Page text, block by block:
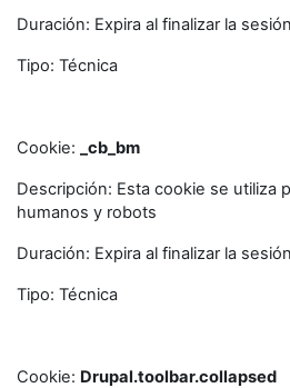
Duración: Expira al finalizar la
Tipo: Técnica
Cookie: _cb_bm
Descripción: Esta cookie se utiliza
humanos y robots
Duración: Expira al finalizar la
Tipo: Técnica
Cookie: Drupal.toolbar.collapsed